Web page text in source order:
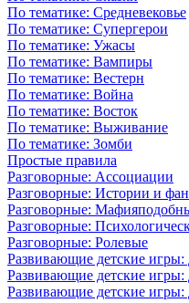
По тематике: Средневековье
По тематике: Супергерои
По тематике: Ужасы
По тематике: Вампиры
По тематике: Вестерн
По тематике: Война
По тематике: Восток
По тематике: Выживание
По тематике: Зомби
Простые правила
Разговорные: Ассоциации
Разговорные: Истории и
Разговорные:
Разговорные:
Разговорные: Ролевые
Развивающие детские игры:
Развивающие детские
Развивающие детские игры: